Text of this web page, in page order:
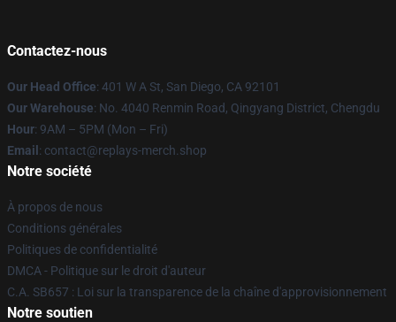
Contactez-nous
Our Head Office: 401 W A St, San Diego, CA 92101
Our Warehouse: No. 4040 Renmin Road, Qingyang District, Chengdu
Hour: 9AM – 5PM (Mon – Fri)
Email : contact@replays-merch.shop
Notre société
À propos de nous
Conditions générales
Politiques de confidentialité
DMCA - Politique sur le droit d'auteur
C.A. SB657 : Loi sur la transparence de la chaîne d'approvisionnement
Notre soutien